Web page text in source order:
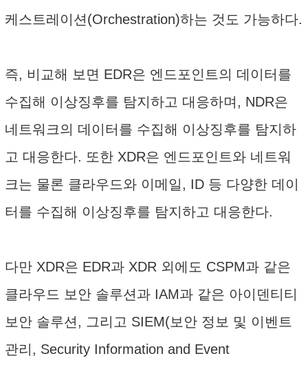
케스트레이션(Orchestration)하는 것도 가능하다.
즉, 비교해 보면 EDR은 엔드포인트의 데이터를
수집해 이상징후를 탐지하고 대응하며, NDR은
네트워크의 데이터를 수집해 이상징후를 탐지하
고 대응한다. 또한 XDR은 엔드포인트와 네트워
크는 물론 클라우드와 이메일, ID 등 다양한 데이
터를 수집해 이상징후를 탐지하고 대응한다.
다만 XDR은 EDR과 XDR 외에도 CSPM과 같은
클라우드 보안 솔루션과 IAM과 같은 아이덴티티
보안 솔루션, 그리고 SIEM(보안 정보 및 이벤트
관리, Security Information and Event